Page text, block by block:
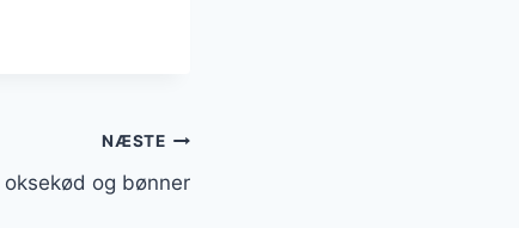
NÆSTE
og bønner